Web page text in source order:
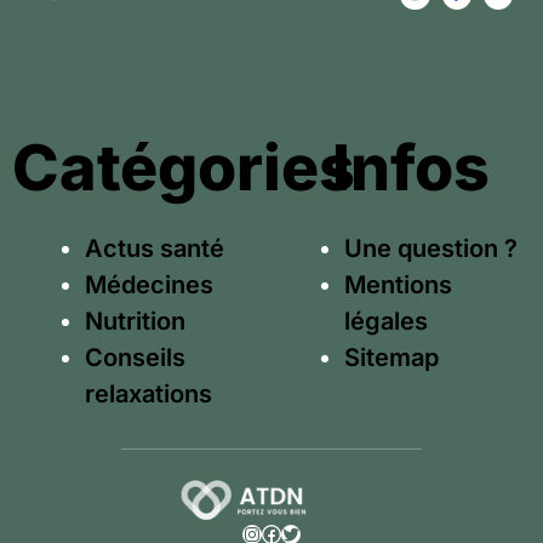
Catégories
Actus santé
Médecines
Nutrition
Conseils
relaxations
Infos
Une question ?
Mentions
légales
Sitemap